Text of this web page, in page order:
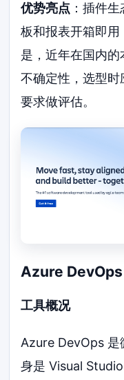
优势亮点 ：插件
板和报表开箱即
是，近年在国内
不确定性，选型
要求做评估。
Azure DevOps
工具概况
Azure DevOps 是
身是 Visual